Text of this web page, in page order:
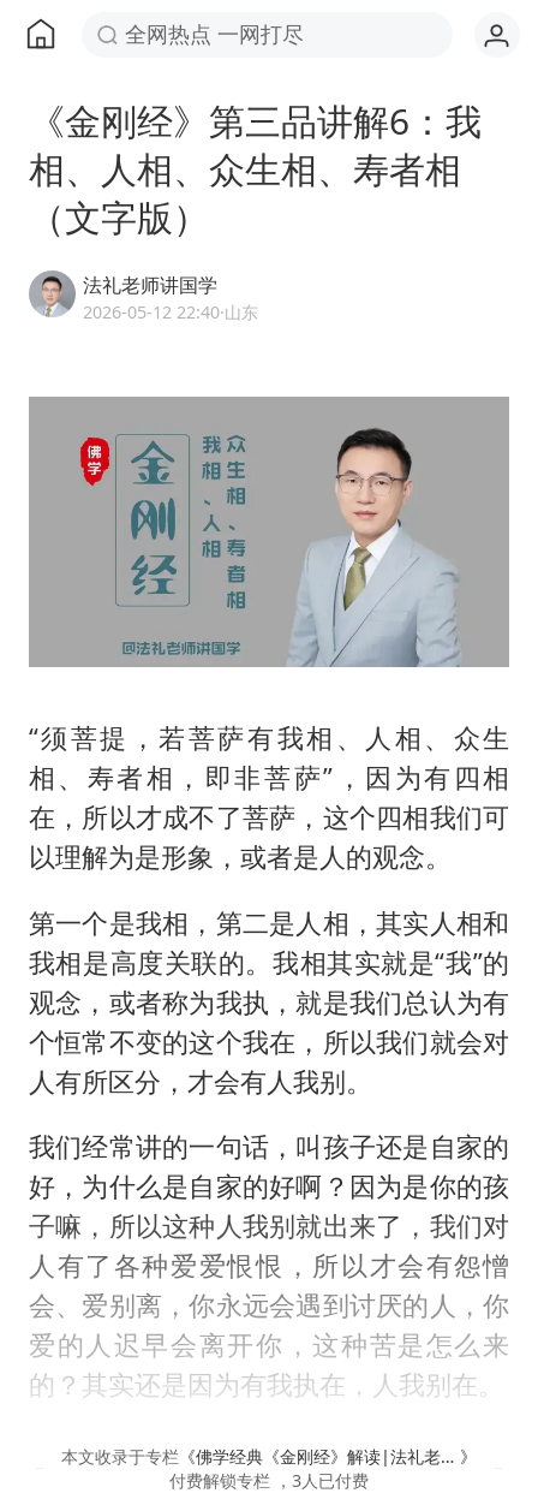
全网热点 一网打尽
《金刚经》第三品讲解6：我
相、人相、众生相、寿者相
（文字版）
法礼老师讲国学
2026-05-12 22:40·山东
“须菩提，若菩萨有我相、人相、众生
相、寿者相，即非菩萨”，因为有四相
在，所以才成不了菩萨，这个四相我们可
以理解为是形象，或者是人的观念。
第一个是我相，第二是人相，其实人相和
我相是高度关联的。我相其实就是“我”的
观念，或者称为我执，就是我们总认为有
个恒常不变的这个我在，所以我们就会对
人有所区分，才会有人我别。
我们经常讲的一句话，叫孩子还是自家的
好，为什么是自家的好啊？因为是你的孩
子嘛，所以这种人我别就出来了，我们对
人有了各种爱爱恨恨，所以才会有怨憎
会、爱别离，你永远会遇到讨厌的人，你
爱的人迟早会离开你，这种苦是怎么来
的？其实还是因为有我执在，人我别在。
本文收录于专栏《 佛学经典《金刚经》解读|法礼老师讲国学经典系列课程（文字版） 》
付费解锁专栏 ，3人已付费